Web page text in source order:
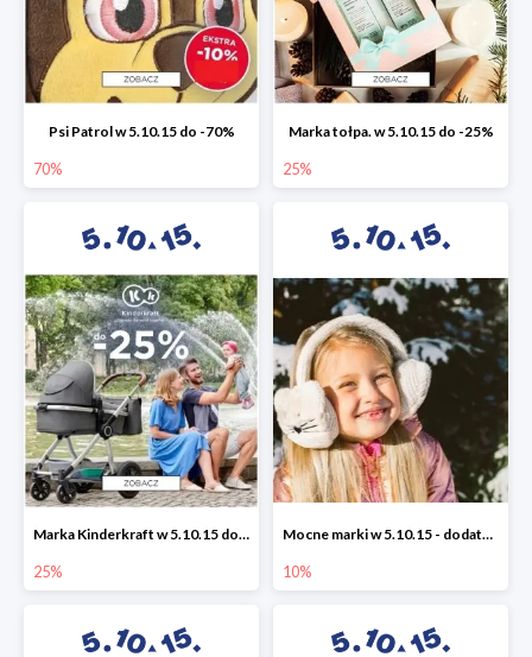
Psi Patrol w 5.10.15 do -70%
70%
Marka tołpa. w 5.10.15 do -25%
25%
Marka Kinderkraft w 5.10.15 do -25%
25%
Mocne marki w 5.10.15 - dodatkowe -10% rabatu
10%